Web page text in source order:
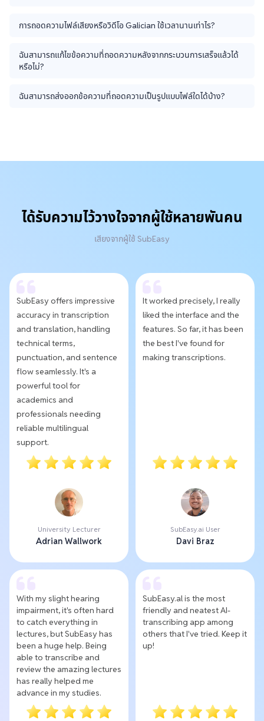
การถอดความไฟล์เสียงหรือวิดีโอ Galician ใช้เวลานานเท่าไร?
ฉันสามารถแก้ไขข้อความที่ถอดความหลังจากกระบวนการเสร็จแล้วได้
หรือไม่?
ฉันสามารถส่งออกข้อความที่ถอดความเป็นรูปแบบไฟล์ใดได้บ้าง?
ได้รับความไว้วางใจจากผู้ใช้หลายพันคน
เสียงจากผู้ใช้ SubEasy
SubEasy offers impressive
accuracy in transcription
and translation, handling
technical terms,
punctuation, and sentence
flow seamlessly. It's a
powerful tool for
academics and
professionals needing
reliable multilingual
support.
University Lecturer
Adrian Wallwork
It worked precisely, I really
liked the interface and the
features. So far, it has been
the best I've found for
making transcriptions.
SubEasy.ai User
Davi Braz
With my slight hearing
impairment, it's often hard
to catch everything in
lectures, but SubEasy has
been a huge help. Being
able to transcribe and
review the amazing lectures
has really helped me
advance in my studies.
SubEasy.al is the most
friendly and neatest AI-
transcribing app among
others that I've tried. Keep it
up!